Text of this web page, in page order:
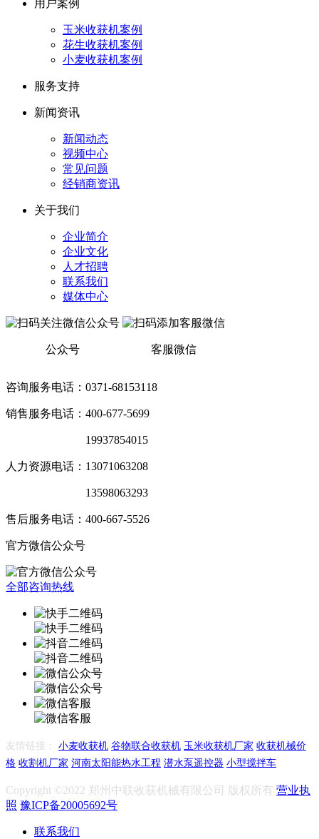
用户案例
玉米收获机案例
花生收获机案例
小麦收获机案例
服务支持
新闻资讯
新闻动态
视频中心
常见问题
经销商资讯
关于我们
企业简介
企业文化
人才招聘
联系我们
媒体中心
公众号 客服微信
咨询服务电话：0371-68153118
销售服务电话：400-677-5699
19937854015
人力资源电话：13071063208
13598063293
售后服务电话：400-667-5526
官方微信公众号
全部咨询热线
友情链接： 小麦收获机 谷物联合收获机 玉米收获机厂家 收获机械价
格 收割机厂家 河南太阳能热水工程 潜水泵遥控器 小型搅拌车
Copyright ©2022 郑州中联收获机械有限公司 版权所有 营业执
照 豫ICP备20005692号
联系我们